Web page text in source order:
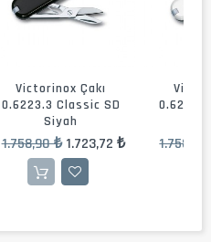
Victorinox Çakı
0.6223.3 Classic SD
Siyah
1.758,90 ₺ 1.723,72 ₺